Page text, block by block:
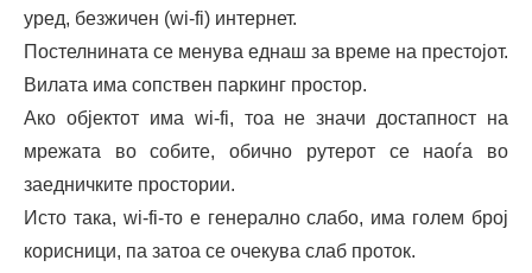
уред, безжичен (wi-fi) интернет.
Постелнината се менува еднаш за време на престојот.
Вилата има сопствен паркинг простор.
Ако објектот има wi-fi, тоа не значи достапност на
мрежата во собите, обично рутерот се наоѓа во
заедничките простории.
Исто така, wi-fi-то е генерално слабо, има голем број
корисници, па затоа се очекува слаб проток.